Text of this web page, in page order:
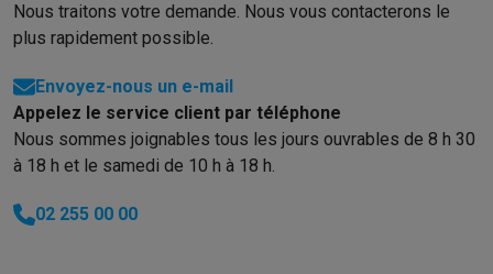
Nous traitons votre demande. Nous vous contacterons le
plus rapidement possible.
Envoyez-nous un e-mail
Appelez le service client par téléphone
Nous sommes joignables tous les jours ouvrables de 8 h 30
à 18 h et le samedi de 10 h à 18 h.
02 255 00 00